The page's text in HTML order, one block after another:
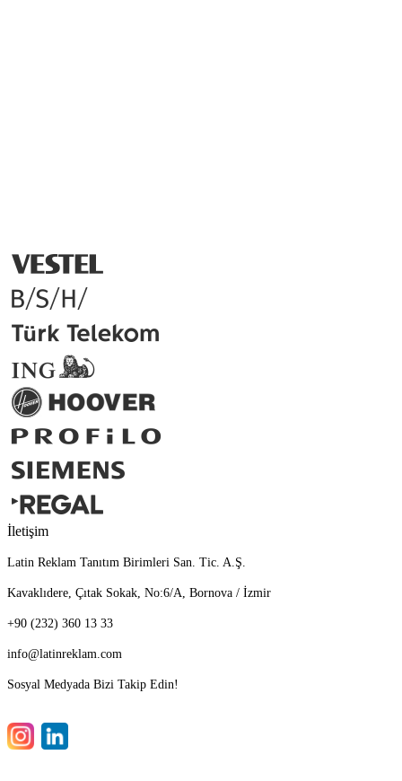
İletişim
Latin Reklam Tanıtım Birimleri San. Tic. A.Ş.
Kavaklıdere, Çıtak Sokak, No:6/A, Bornova / İzmir
+90 (232) 360 13 33
info@latinreklam.com
Sosyal Medyada Bizi Takip Edin!